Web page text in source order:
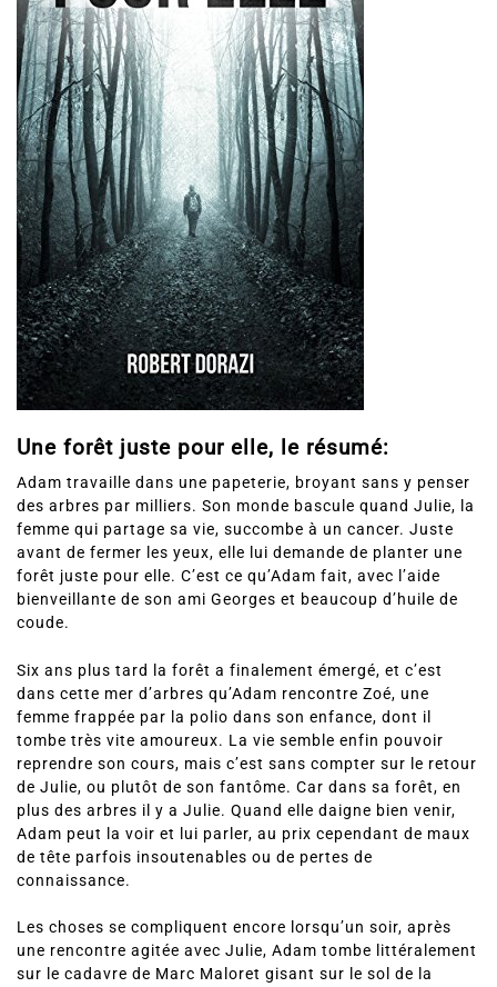
Une forêt juste pour elle, le résumé:
Adam travaille dans une papeterie, broyant sans y penser
des arbres par milliers. Son monde bascule quand Julie, la
femme qui partage sa vie, succombe à un cancer. Juste
avant de fermer les yeux, elle lui demande de planter une
forêt juste pour elle. C’est ce qu’Adam fait, avec l’aide
bienveillante de son ami Georges et beaucoup d’huile de
coude.
Six ans plus tard la forêt a finalement émergé, et c’est
dans cette mer d’arbres qu’Adam rencontre Zoé, une
femme frappée par la polio dans son enfance, dont il
tombe très vite amoureux. La vie semble enfin pouvoir
reprendre son cours, mais c’est sans compter sur le retour
de Julie, ou plutôt de son fantôme. Car dans sa forêt, en
plus des arbres il y a Julie. Quand elle daigne bien venir,
Adam peut la voir et lui parler, au prix cependant de maux
de tête parfois insoutenables ou de pertes de
connaissance.
Les choses se compliquent encore lorsqu’un soir, après
une rencontre agitée avec Julie, Adam tombe littéralement
sur le cadavre de Marc Maloret gisant sur le sol de la